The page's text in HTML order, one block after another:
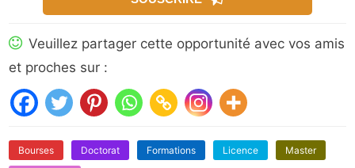
Veuillez partager cette opportunité avec vos amis
et proches sur :
Bourses Doctorat Formations Licence Master